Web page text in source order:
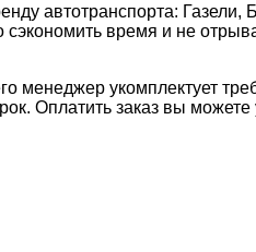
автотранспорта:
время и не
укомплектует
Оплатить заказ вы